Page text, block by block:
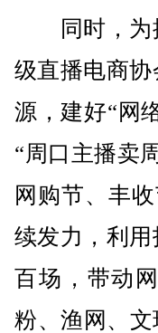
同时，为提
级直播电商
源，建好“网
“周口主播卖
网购节、丰
续发力，利
百场，带动
粉、渔网、